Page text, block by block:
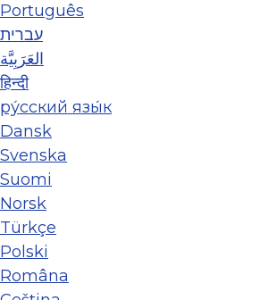
Português
עברית
العَرَبِيَّة
हिन्दी
ру́сский язы́к
Dansk
Svenska
Suomi
Norsk
Türkçe
Polski
Româna